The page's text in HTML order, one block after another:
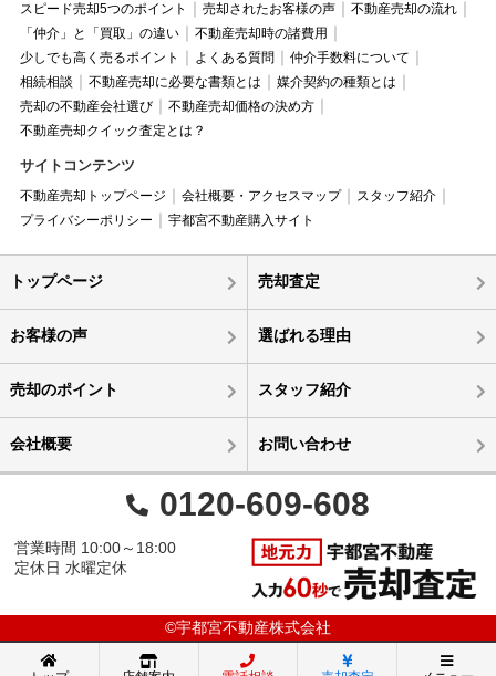
スピード売却5つのポイント
売却されたお客様の声
不動産売却の流れ
「仲介」と「買取」の違い
不動産売却時の諸費用
少しでも高く売るポイント
よくある質問
仲介手数料について
相続相談
不動産売却に必要な書類とは
媒介契約の種類とは
売却の不動産会社選び
不動産売却価格の決め方
不動産売却クイック査定とは？
サイトコンテンツ
不動産売却トップページ 会社概要・アクセスマップ
スタッフ紹介
プライバシーポリシー
宇都宮不動産購入サイト
トップページ 売却査定
お客様の声 選ばれる理由
売却のポイント スタッフ紹介
会社概要 お問い合わせ
0120-609-608
営業時間 10:00～18:00
定休日 水曜定休
©宇都宮不動産株式会社